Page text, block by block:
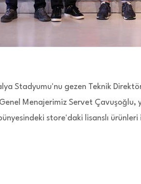
Stadyumu'nu gezen Teknik
Menajerimiz Servet Çavuşoğlu,
store'daki lisanslı